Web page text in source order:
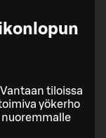
tiloissa
yökerho
nuoremmalle